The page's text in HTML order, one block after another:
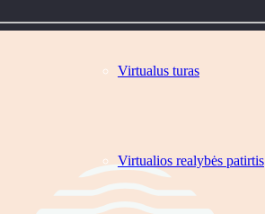
Virtualus turas
Virtualios realybės patirtis